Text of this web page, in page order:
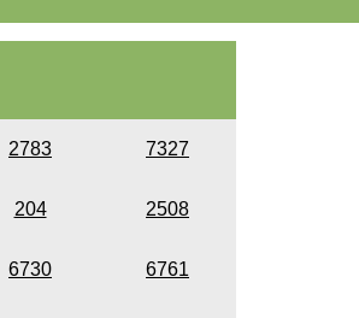
2783 7327
204 2508
6730 6761